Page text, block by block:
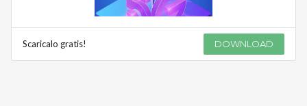
Scaricalo gratis! DOWNLOAD